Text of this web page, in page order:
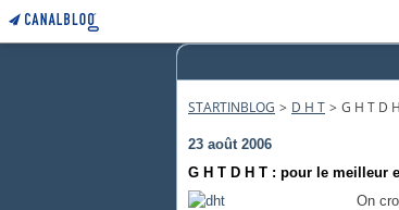
STARTINBLOG > D H T > G H T D
23 août 2006
G H T D H T : pour le meilleur
On